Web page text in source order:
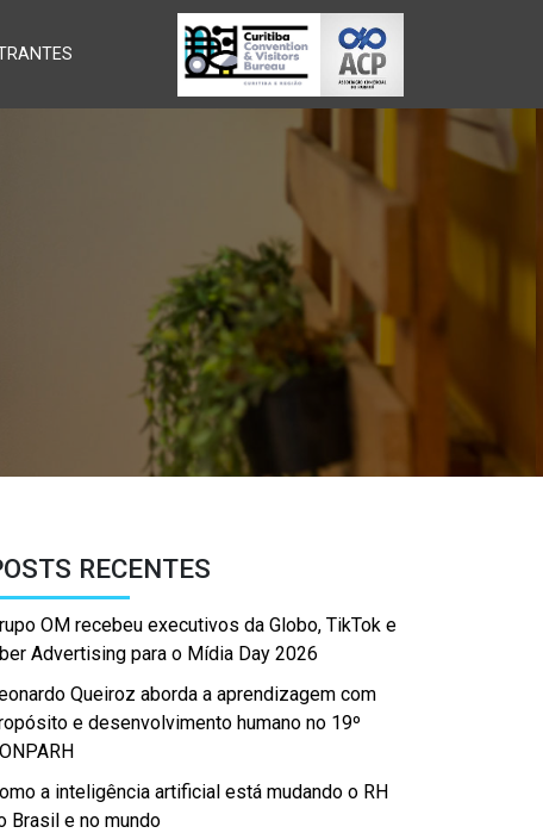
RECENTES
OM recebeu executivos da Globo, TikTok e
Advertising para o Mídia Day 2026
Queiroz aborda a aprendizagem com
e desenvolvimento humano no 19º
a inteligência artificial está mudando o RH
Brasil e no mundo